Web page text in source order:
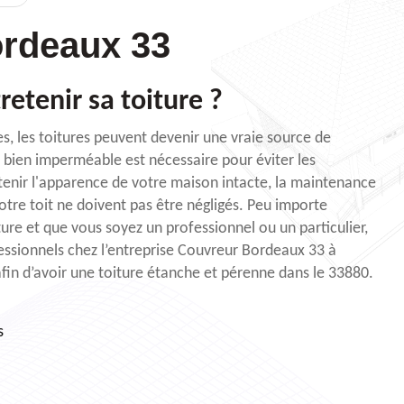
33
sa toiture ?
les toitures peuvent devenir une vraie source de
imperméable est nécessaire pour éviter les
l'apparence de votre maison intacte, la maintenance
toit ne doivent pas être négligés. Peu importe
et que vous soyez un professionnel ou un particulier,
chez l’entreprise Couvreur Bordeaux 33 à
d’avoir une toiture étanche et pérenne dans le 33880.